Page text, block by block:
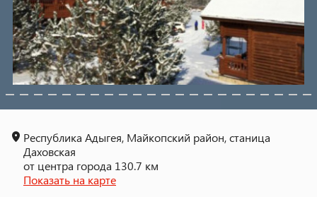
Республика Адыгея, Майкопский район, станица
Даховская
от центра города 130.7 км
Показать на карте